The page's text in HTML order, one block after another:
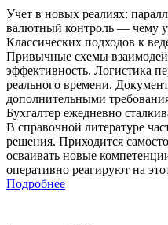
Учет в новых реалиях:
валютный контроль — чему
Классических подходов к
Привычные схемы
эффективность. Логистика
реального времени.
дополнительными
Бухгалтер ежедневно
В справочной литературе
решения. Приходится
осваивать новые
оперативно реагируют на
Подробнее